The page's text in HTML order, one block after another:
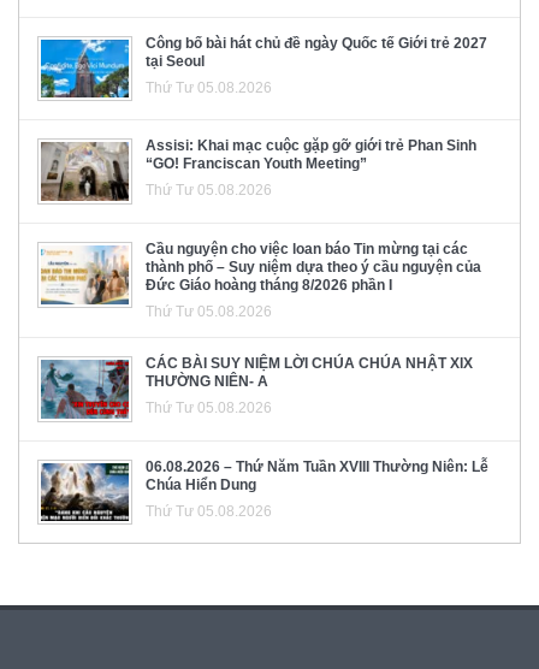
Công bố bài hát chủ đề ngày Quốc tế Giới trẻ 2027
tại Seoul
Thứ Tư 05.08.2026
Assisi: Khai mạc cuộc gặp gỡ giới trẻ Phan Sinh
“GO! Franciscan Youth Meeting”
Thứ Tư 05.08.2026
Cầu nguyện cho việc loan báo Tin mừng tại các
thành phố – Suy niệm dựa theo ý cầu nguyện của
Đức Giáo hoàng tháng 8/2026 phần I
Thứ Tư 05.08.2026
CÁC BÀI SUY NIỆM LỜI CHÚA CHÚA NHẬT XIX
THƯỜNG NIÊN- A
Thứ Tư 05.08.2026
06.08.2026 – Thứ Năm Tuần XVIII Thường Niên: Lễ
Chúa Hiển Dung
Thứ Tư 05.08.2026